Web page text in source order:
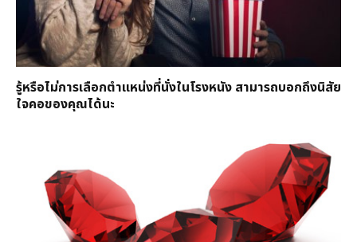
รู้หรือไม่การเลือกตำแหน่งที่นั่งในโรงหนัง สามารถบอกถึงนิสัย
ใจคอของคุณได้นะ